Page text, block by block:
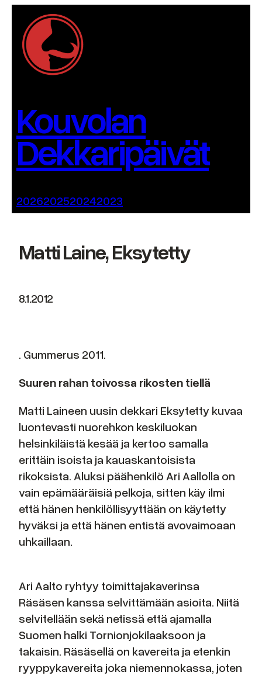
sisältöön
Kouvolan
Dekkaripäivät
2026202520242023
Matti Laine, Eksytetty
8.1.2012
. Gummerus 2011.
Suuren rahan toivossa rikosten tiellä
Matti Laineen uusin dekkari Eksytetty kuvaa
luontevasti nuorehkon keskiluokan
helsinkiläistä kesää ja kertoo samalla
erittäin isoista ja kauaskantoisista
rikoksista. Aluksi päähenkilö Ari Aallolla on
vain epämääräisiä pelkoja, sitten käy ilmi
että hänen henkilöllisyyttään on käytetty
hyväksi ja että hänen entistä avovaimoaan
uhkaillaan.
Ari Aalto ryhtyy toimittajakaverinsa
Räsäsen kanssa selvittämään asioita. Niitä
selvitellään sekä netissä että ajamalla
Suomen halki Tornionjokilaaksoon ja
takaisin. Räsäsellä on kavereita ja etenkin
ryyppykavereita joka niemennokassa, joten